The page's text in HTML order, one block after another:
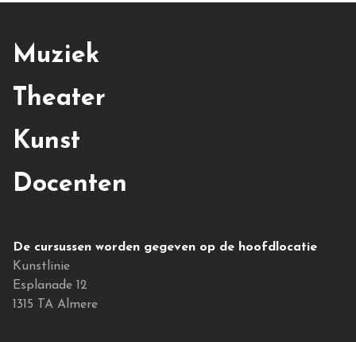
Muziek
Theater
Kunst
Docenten
De cursussen worden gegeven op de hoofdlocatie
Kunstlinie
Esplanade 12
1315 TA Almere